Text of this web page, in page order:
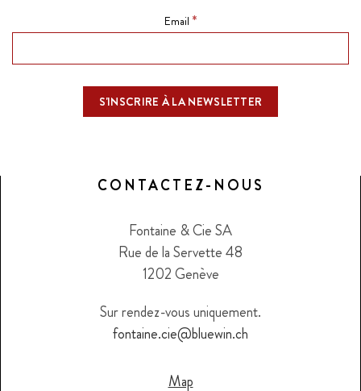
Email *
CONTACTEZ-NOUS
Fontaine & Cie SA
Rue de la Servette 48
1202 Genève
Sur rendez-vous uniquement.
fontaine.cie@bluewin.ch
Map